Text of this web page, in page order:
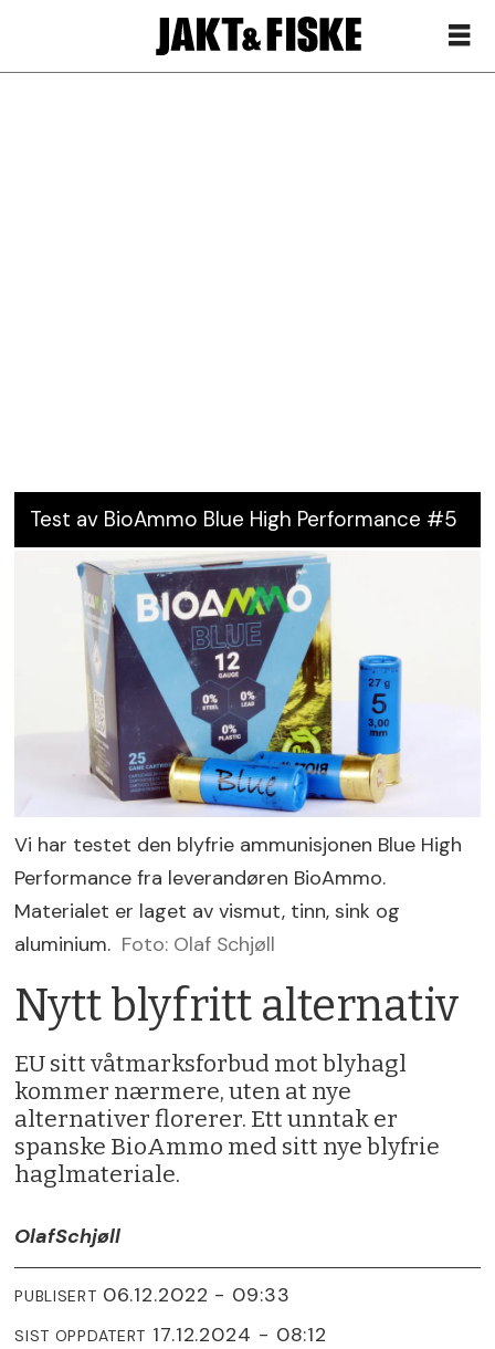
Test av BioAmmo Blue High Performance #5
Vi har testet den blyfrie ammunisjonen Blue High
Performance fra leverandøren BioAmmo.
Materialet er laget av vismut, tinn, sink og
aluminium. Foto: Olaf Schjøll
Nytt blyfritt alternativ
EU sitt våtmarksforbud mot blyhagl
kommer nærmere, uten at nye
alternativer florerer. Ett unntak er
spanske BioAmmo med sitt nye blyfrie
haglmateriale.
OlafSchjøll
PUBLISERT 06.12.2022 - 09:33
SIST OPPDATERT 17.12.2024 - 08:12